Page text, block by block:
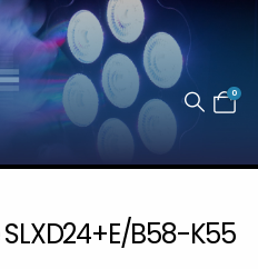
0
B58-K55